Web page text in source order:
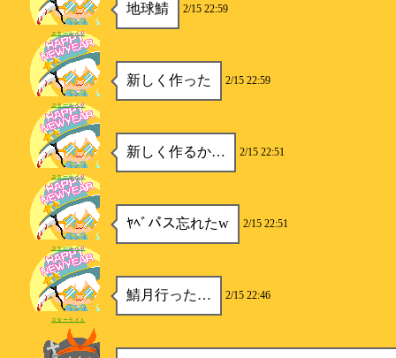
地球鯖 2/15 22:59
スターライト
新しく作った 2/15 22:59
スターライト
新しく作るか… 2/15 22:51
スターライト
ﾔﾍﾞパス忘れたw 2/15 22:51
スターライト
鯖月行った… 2/15 22:46
スターライト